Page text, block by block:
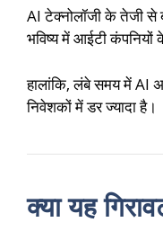
AI टेक्नोलॉजी के तेजी से
भविष्य में आईटी
हालांकि, लंबे समय में AI
निवेशकों में डर ज्यादा है।
क्या यह